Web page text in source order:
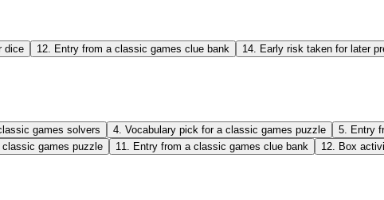
dice 12. Entry from a classic games clue bank 14. Early risk taken for later
games solvers 4 Vocabulary pick for a classic games puzzle 5 Entry
games puzzle 11 Entry from a classic games clue bank 12 Box